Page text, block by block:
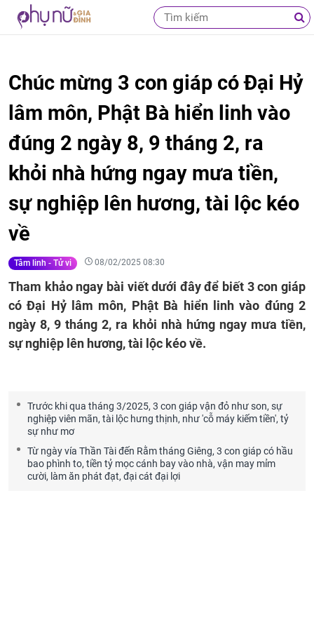
Chúc mừng 3 con giáp có Đại Hỷ
lâm môn, Phật Bà hiển linh vào
đúng 2 ngày 8, 9 tháng 2, ra
khỏi nhà hứng ngay mưa tiền,
sự nghiệp lên hương, tài lộc kéo
về
Tâm linh - Tử vi 08/02/2025 08:30
Tham khảo ngay bài viết dưới đây để biết 3 con giáp
có Đại Hỷ lâm môn, Phật Bà hiển linh vào đúng 2
ngày 8, 9 tháng 2, ra khỏi nhà hứng ngay mưa tiền,
sự nghiệp lên hương, tài lộc kéo về.
Trước khi qua tháng 3/2025, 3 con giáp vận đỏ như son, sự
nghiệp viên mãn, tài lộc hưng thịnh, như 'cỗ máy kiếm tiền', tỷ
sự như mơ
Từ ngày vía Thần Tài đến Rằm tháng Giêng, 3 con giáp có hầu
bao phình to, tiền tỷ mọc cánh bay vào nhà, vận may mỉm
cười, làm ăn phát đạt, đại cát đại lợi